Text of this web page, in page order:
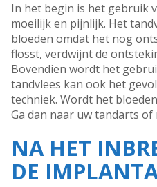
In het begin is het gebruik
moeilijk en pijnlijk. Het
bloeden omdat het nog
flosst, verdwijnt de
Bovendien wordt het
tandvlees kan ook het
techniek. Wordt het
Ga dan naar uw tandarts
NA HET
DE